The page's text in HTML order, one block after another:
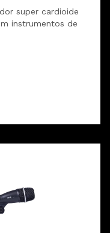
super cardioide
instrumentos de